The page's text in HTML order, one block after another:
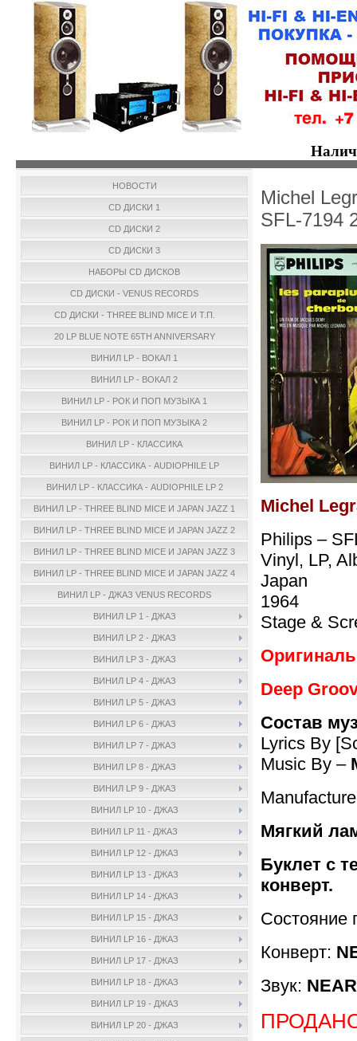
НОВОСТИ
CD ДИСКИ 1
CD ДИСКИ 2
CD ДИСКИ 3
НАБОРЫ CD ДИСКОВ
CD ДИСКИ - VENUS RECORDS
CD ДИСКИ - THREE BLIND MICE И Т.П.
20 LP BLUE NOTE 65TH ANNIVERSARY
ВИНИЛ LP - ВОКАЛ 1
ВИНИЛ LP - ВОКАЛ 2
ВИНИЛ LP - РОК И ПОП МУЗЫКА 1
ВИНИЛ LP - РОК И ПОП МУЗЫКА 2
ВИНИЛ LP - КЛАССИКА
ВИНИЛ LP - КЛАССИКА - AUDIOPHILE LP
ВИНИЛ LP - КЛАССИКА - AUDIOPHILE LP 2
ВИНИЛ LP - THREE BLIND MICE И JAPAN JAZZ 1
ВИНИЛ LP - THREE BLIND MICE И JAPAN JAZZ 2
ВИНИЛ LP - THREE BLIND MICE И JAPAN JAZZ 3
ВИНИЛ LP - THREE BLIND MICE И JAPAN JAZZ 4
ВИНИЛ LP - ДЖАЗ VENUS RECORDS
ВИНИЛ LP 1 - ДЖАЗ
ВИНИЛ LP 2 - ДЖАЗ
ВИНИЛ LP 3 - ДЖАЗ
ВИНИЛ LP 4 - ДЖАЗ
ВИНИЛ LP 5 - ДЖАЗ
ВИНИЛ LP 6 - ДЖАЗ
ВИНИЛ LP 7 - ДЖАЗ
ВИНИЛ LP 8 - ДЖАЗ
ВИНИЛ LP 9 - ДЖАЗ
ВИНИЛ LP 10 - ДЖАЗ
ВИНИЛ LP 11 - ДЖАЗ
ВИНИЛ LP 12 - ДЖАЗ
ВИНИЛ LP 13 - ДЖАЗ
ВИНИЛ LP 14 - ДЖАЗ
ВИНИЛ LP 15 - ДЖАЗ
ВИНИЛ LP 16 - ДЖАЗ
ВИНИЛ LP 17 - ДЖАЗ
ВИНИЛ LP 18 - ДЖАЗ
ВИНИЛ LP 19 - ДЖАЗ
ВИНИЛ LP 20 - ДЖАЗ
Michel
SFL-
Michel
Philips –
Vinyl, LP,
Japan
1964
Stage &
Deep
Состав
Lyrics By
Music By –
Мягкий
Буклет с
конверт.
Состояние
Конверт:
Звук: